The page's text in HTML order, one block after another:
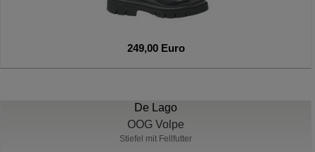
249,00 Euro
De Lago
OOG Volpe
Stiefel mit Fellfutter